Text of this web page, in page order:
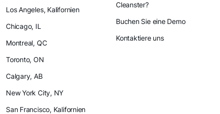
Los Angeles, Kalifornien
Chicago, IL
Montreal, QC
Toronto, ON
Calgary, AB
New York City, NY
San Francisco, Kalifornien
Cleanster?
Buchen Sie eine Demo
Kontaktiere uns